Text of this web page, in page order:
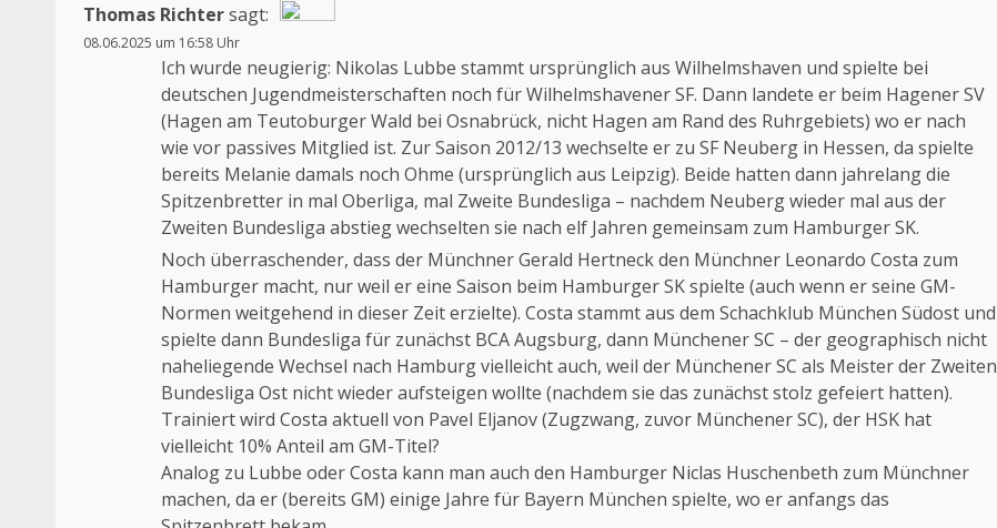
Thomas Richtersagt:
Das „Echte-Person“-Abzeichen!
Anti-Spam von CleanTalk
08.06.2025 um 16:58 Uhr
Ich wurde neugierig: Nikolas Lubbe stammt ursprünglich aus Wilhelmshaven und spielte bei
deutschen Jugendmeisterschaften noch für Wilhelmshavener SF. Dann landete er beim Hagener SV
(Hagen am Teutoburger Wald bei Osnabrück, nicht Hagen am Rand des Ruhrgebiets) wo er nach
wie vor passives Mitglied ist. Zur Saison 2012/13 wechselte er zu SF Neuberg in Hessen, da spielte
bereits Melanie damals noch Ohme (ursprünglich aus Leipzig). Beide hatten dann jahrelang die
Spitzenbretter in mal Oberliga, mal Zweite Bundesliga – nachdem Neuberg wieder mal aus der
Zweiten Bundesliga abstieg wechselten sie nach elf Jahren gemeinsam zum Hamburger SK.
Noch überraschender, dass der Münchner Gerald Hertneck den Münchner Leonardo Costa zum
Hamburger macht, nur weil er eine Saison beim Hamburger SK spielte (auch wenn er seine GM-
Normen weitgehend in dieser Zeit erzielte). Costa stammt aus dem Schachklub München Südost und
spielte dann Bundesliga für zunächst BCA Augsburg, dann Münchener SC – der geographisch nicht
naheliegende Wechsel nach Hamburg vielleicht auch, weil der Münchener SC als Meister der Zweiten
Bundesliga Ost nicht wieder aufsteigen wollte (nachdem sie das zunächst stolz gefeiert hatten).
Trainiert wird Costa aktuell von Pavel Eljanov (Zugzwang, zuvor Münchener SC), der HSK hat
vielleicht 10% Anteil am GM-Titel?
Analog zu Lubbe oder Costa kann man auch den Hamburger Niclas Huschenbeth zum Münchner
machen, da er (bereits GM) einige Jahre für Bayern München spielte, wo er anfangs das